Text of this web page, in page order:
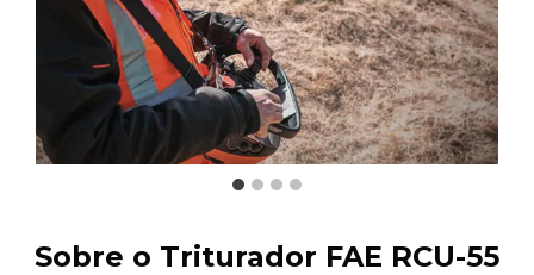
Sobre o Triturador FAE RCU-55